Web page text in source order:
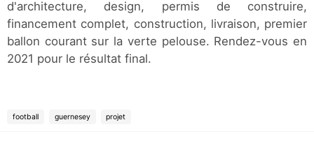
d'architecture, design, permis de construire,
financement complet, construction, livraison, premier
ballon courant sur la verte pelouse. Rendez-vous en
2021 pour le résultat final.
football guernesey projet